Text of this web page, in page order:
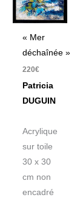
« Mer
déchaînée »
220€
Patricia
DUGUIN
Acrylique
sur toile
30 x 30
cm non
encadré